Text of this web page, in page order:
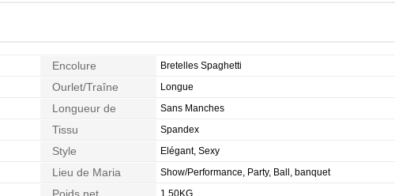
Encolure Bretelles Spaghetti
Ourlet/Traîne Longue
Longueur de
Manches
Sans Manches
Tissu Spandex
Style Elégant, Sexy
Lieu de Maria Show/Performance, Party, Ball, banquet
1.50KG